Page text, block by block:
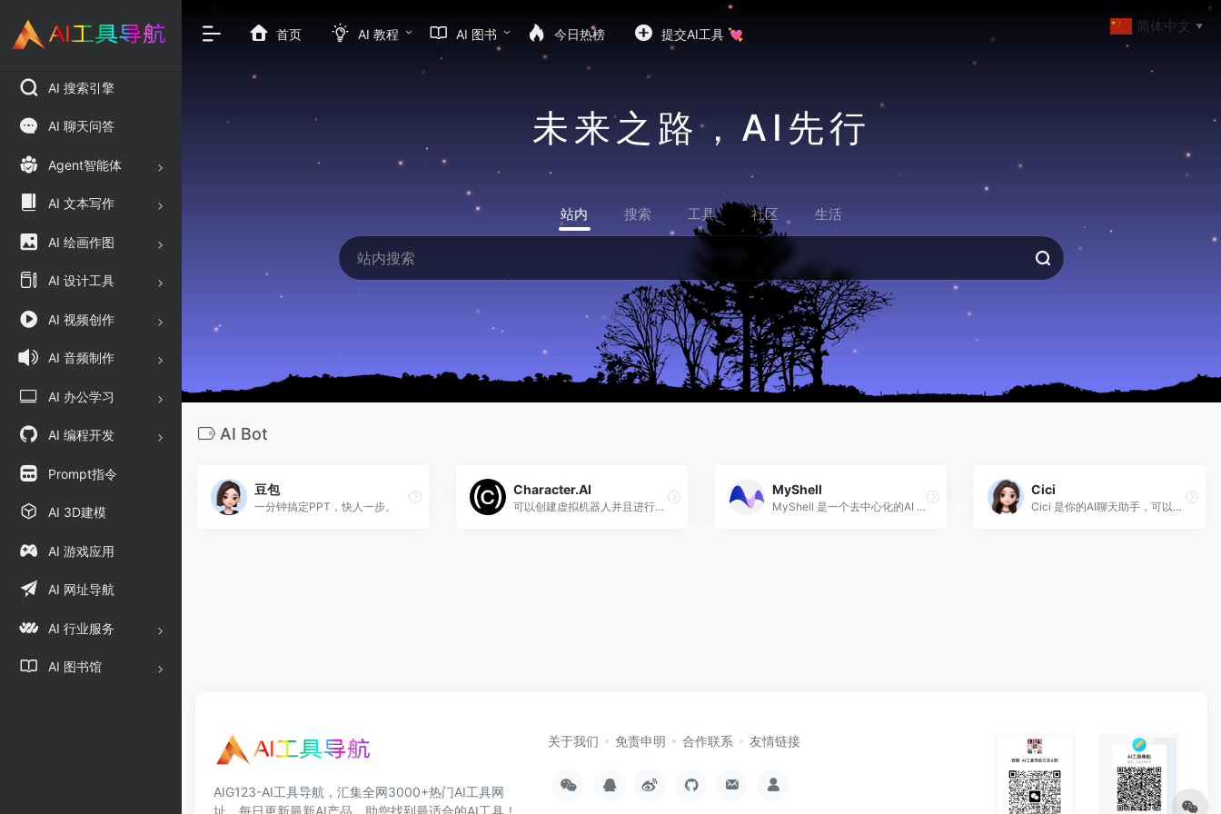
AI 搜索引擎
AI 聊天问答
Agent智能体
AI 文本写作
AI 绘画作图
AI 设计工具
AI 视频创作
AI 音频制作
AI 办公学习
AI 编程开发
Prompt指令
AI 3D建模
AI 游戏应用
AI 网址导航
AI 行业服务
AI 图书馆
首页 AI 教程 AI 图书 今日热榜 提交AI工具 💘
未来之路，AI先行
站内 搜索 工具 社区 生活
AI Bot
豆包
一分钟搞定PPT，快人一步。
Character.AI
可以创建虚拟机器人并且进行对话
MyShell
MyShell 是一个去中心化的AI Agent生成平台，用于发现、创建和托管AI Agent智能体机器人。
Cici
Cici 是你的AI聊天助手，可以用于智能对话、写作、翻译、情感支持和编程，是您寻求建议、解答和聊天的首选伙伴
AIG123-AI工具导航，汇集全网3000+热门AI工具网
址，每日更新最新AI产品，助您找到最适合的AI工具！
关于我们 免责申明 合作联系 友情链接
简体中文 ▼